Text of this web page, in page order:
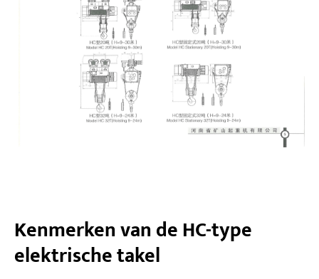
Kenmerken van de HC-type
elektrische takel